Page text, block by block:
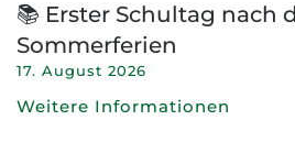
📚 Erster Schultag nach
Sommerferien
17. August 2026
Weitere Informationen